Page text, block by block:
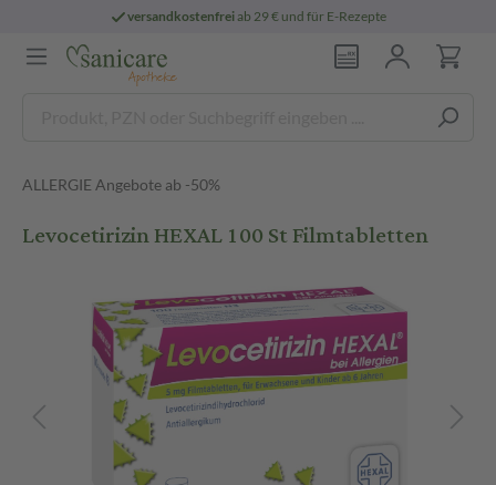
versandkostenfreiab 29 € und für E-Rezepte
ALLERGIE Angebote ab -50%
Levocetirizin HEXAL 100 St Filmtabletten